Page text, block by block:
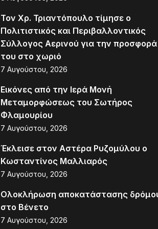
Τον Χρ. Τριαντόπουλο τίμησε ο
Πολιτιστικός και Περιβαλλοντικός
Σύλλογος Αερινού για την προσφορά
του στο χωριό
7 Αυγούστου, 2026
Εικόνες από την Ιερά Μονή
Μεταμορφώσεως του Σωτήρος
Φλαμουρίου
7 Αυγούστου, 2026
Έκλεισε στον Αστέρα Ρυζομύλου ο
Κωσταντίνος Μαλλιαρός
7 Αυγούστου, 2026
Ολοκλήρωση αποκατάστασης
στο Βένετο
7 Αυγούστου, 2026